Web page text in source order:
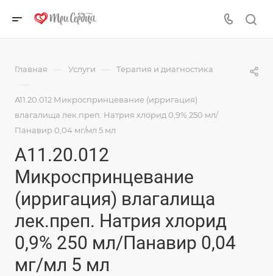
Главная — Услуги — Терапия и диагностика
—
A11.20.012 Микроспринцевание (ирригация)
влагалища лек.преп. Натрия хлорид 0,9% 250 мл/
Панавир 0,04 мг/мл 5 мл
A11.20.012
Микроспринцевание
(ирригация) влагалища
лек.преп. Натрия хлорид
0,9% 250 мл/Панавир 0,04
мг/мл 5 мл